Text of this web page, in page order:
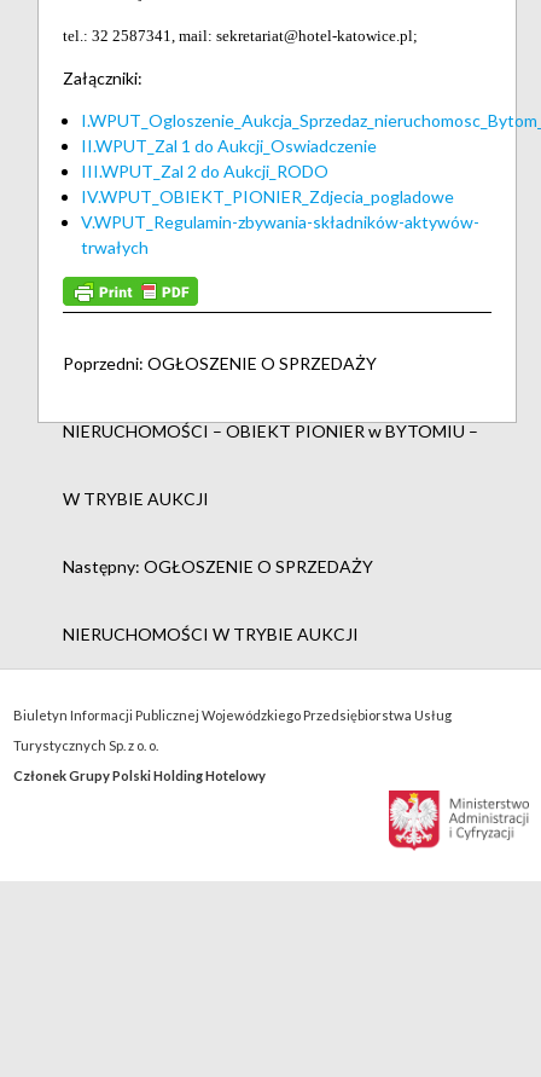
tel.: 32 2587341, mail: sekretariat@hotel-katowice.pl;
Załączniki:
II.WPUT_Zal 1 do Aukcji_ Oswiadczenie
III.WPUT_ Zal 2 do Aukcji_RODO
IV.WPUT_OBIEKT_PIONIER_Zdjecia_pogladowe
V.WPUT_Regulamin-zbywania-składników-aktywów-
trwałych
Poprzedni: OGŁOSZENIE O SPRZEDAŻY
NIERUCHOMOŚCI – OBIEKT PIONIER w BYTOMIU –
W TRYBIE AUKCJI
Następny: OGŁOSZENIE O SPRZEDAŻY
NIERUCHOMOŚCI W TRYBIE AUKCJI
Biuletyn Informacji Publicznej Wojewódzkiego Przedsiębiorstwa Usług
Turystycznych Sp. z o. o.
Członek Grupy Polski Holding Hotelowy